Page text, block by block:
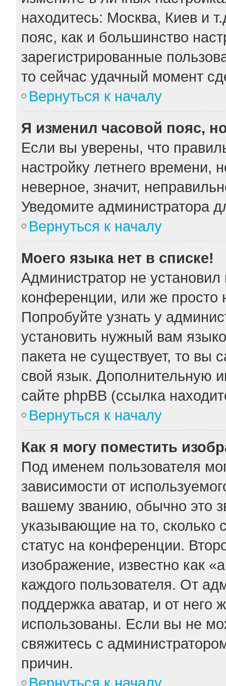
находитесь: Москва, Киев и
пояс, как и большинство
зарегистрированные
то сейчас удачный момент
Вернуться к началу
Я изменил часовой пояс,
Если вы уверены, что
настройку летнего времени,
неверное, значит,
Уведомите администратора
Вернуться к началу
Моего языка нет в списке!
Администратор не
конференции, или же просто
Попробуйте узнать у
установить нужный вам
пакета не существует, то вы
свой язык. Дополнительную
сайте phpBB (ссылка
Вернуться к началу
Как я могу поместить
Под именем пользователя
зависимости от
вашему званию, обычно это
указывающие на то,
статус на конференции.
изображение, известно как
каждого пользователя. От
поддержка аватар, и от него
использованы. Если вы не
свяжитесь с
причин.